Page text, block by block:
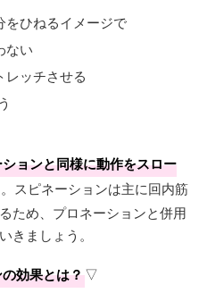
をひねるイメージで
ない
レッチさせる
ョンと同様に動作をスロー
スピネーションは主に回内筋
ため、プロネーションと併用
きましょう。
効果とは？▽